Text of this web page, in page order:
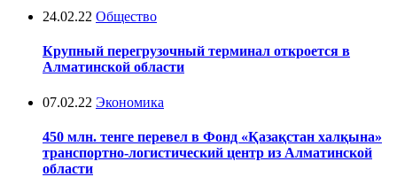
24.02.22 Общество
Крупный перегрузочный терминал откроется в
Алматинской области
07.02.22 Экономика
450 млн. тенге перевел в Фонд «Қазақстан халқына»
транспортно-логистический центр из Алматинской
области